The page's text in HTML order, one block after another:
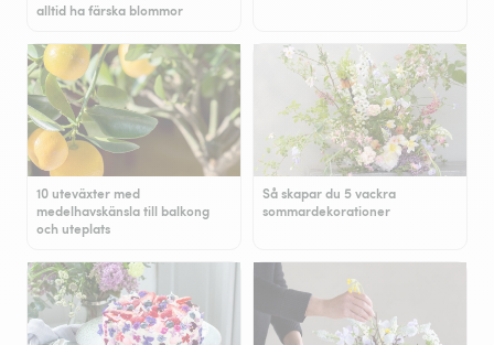
alltid ha färska blommor
10 uteväxter med
medelhavskänsla till balkong
och uteplats
Så skapar du 5 vackra
sommardekorationer